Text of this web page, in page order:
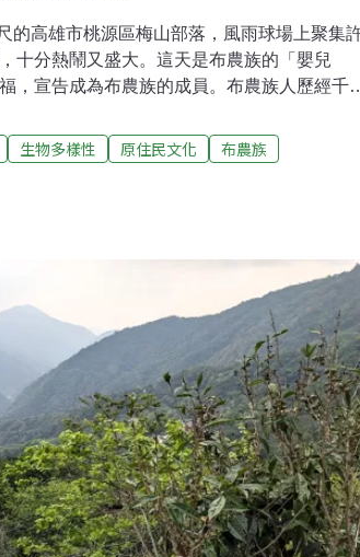
的高雄市桃源區梅山部落，風雨球場上聚集
十分熱鬧又盛大。這天是布農族的「嬰兒
，宣告成為布農族的成員。布農族人歷經千
、嬰兒祭，在在都傳達出族人敬畏天地、尊重
統祭儀背後，映照出來的是傳統農耕、狩獵、
家公園署玉山國家公園管理處也身肩保存布
布農族生活的領域幾乎無可避免地位居人野交
物相處的生態智慧。台灣黑熊更是盤踞傳統文
生物多樣性 原住民文化 布農族